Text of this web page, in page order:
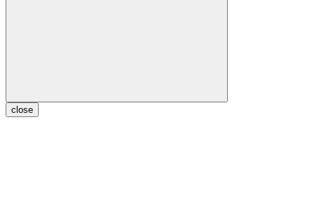
close